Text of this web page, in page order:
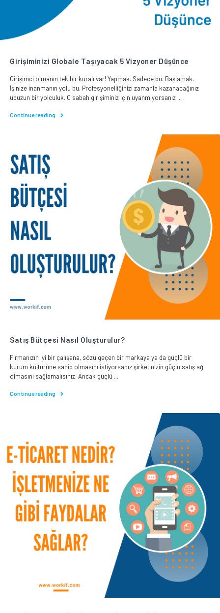
Girişiminizi Globale Taşıyacak 5 Vizyoner Düşünce
Girişimci olmanın tek bir kuralı var! Yapmak. Sadece bu. Başlamak.
İşinize inanmanın yolu bu. Profesyonelliğinizi zamanla kazanacağınız
upuzun bir yolculuk. O sabah girişiminiz için uyanmıyorsanız ...
Continue reading
Satış Bütçesi Nasıl Oluşturulur?
Firmanızın iyi bir çalışana, sözü geçen bir markaya ya da güçlü bir
kurum kültürüne sahip olmasını istiyorsanız şirketinizin güçlü satış ağı
olmasını sağlamalısınız. Ancak güçlü ...
Continue reading